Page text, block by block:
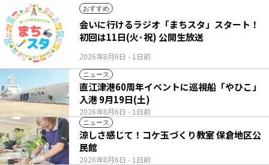
おすすめ
2026年8月6日 - 1日前
会いに行けるラジオ「まちスタ」スタート！
初回は11日(火･祝) 公開生放送
ニュース
2026年8月6日 - 1日前
直江津港60周年イベントに巡視船「やひこ」
入港 9月19日(土)
ニュース
2026年8月6日 - 1日前
涼しさ感じて！コケ玉づくり教室 保倉地区公
民館